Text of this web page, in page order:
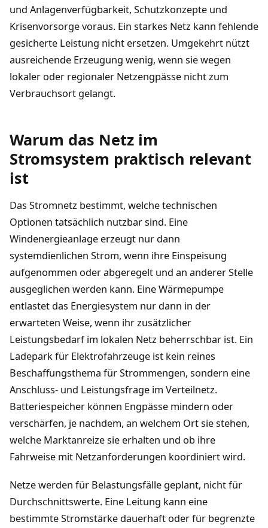
und Anlagenverfügbarkeit, Schutzkonzepte und
Krisenvorsorge voraus. Ein starkes Netz kann fehlende
gesicherte Leistung nicht ersetzen. Umgekehrt nützt
ausreichende Erzeugung wenig, wenn sie wegen
lokaler oder regionaler Netzengpässe nicht zum
Verbrauchsort gelangt.
Warum das Netz im
Stromsystem praktisch relevant
ist
Das Stromnetz bestimmt, welche technischen
Optionen tatsächlich nutzbar sind. Eine
Windenergieanlage erzeugt nur dann
systemdienlichen Strom, wenn ihre Einspeisung
aufgenommen oder abgeregelt und an anderer Stelle
ausgeglichen werden kann. Eine Wärmepumpe
entlastet das Energiesystem nur dann in der
erwarteten Weise, wenn ihr zusätzlicher
Leistungsbedarf im lokalen Netz beherrschbar ist. Ein
Ladepark für Elektrofahrzeuge ist kein reines
Beschaffungsthema für Strommengen, sondern eine
Anschluss- und Leistungsfrage im Verteilnetz.
Batteriespeicher können Engpässe mindern oder
verschärfen, je nachdem, an welchem Ort sie stehen,
welche Marktanreize sie erhalten und ob ihre
Fahrweise mit Netzanforderungen koordiniert wird.
Netze werden für Belastungsfälle geplant, nicht für
Durchschnittswerte. Eine Leitung kann eine
bestimmte Stromstärke dauerhaft oder für begrenzte